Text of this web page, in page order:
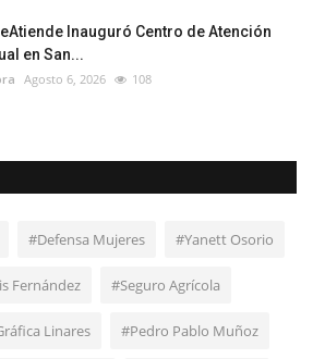
Inauguró Centro de Atención
en San...
Agosto 6, 2026 108
#Defensa Mujeres #Yanett Osorio
Fernández #Seguro Agrícola
Linares #Pedro Pablo Muñoz